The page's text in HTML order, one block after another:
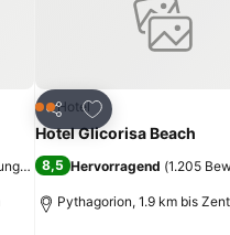
)
Teilen
Zu Favoriten
2 Sterne
Hotel
Hotel Glicorisa Beach
8,5 Hervorragend (1.205
Pythagorion, 1.9 km bis